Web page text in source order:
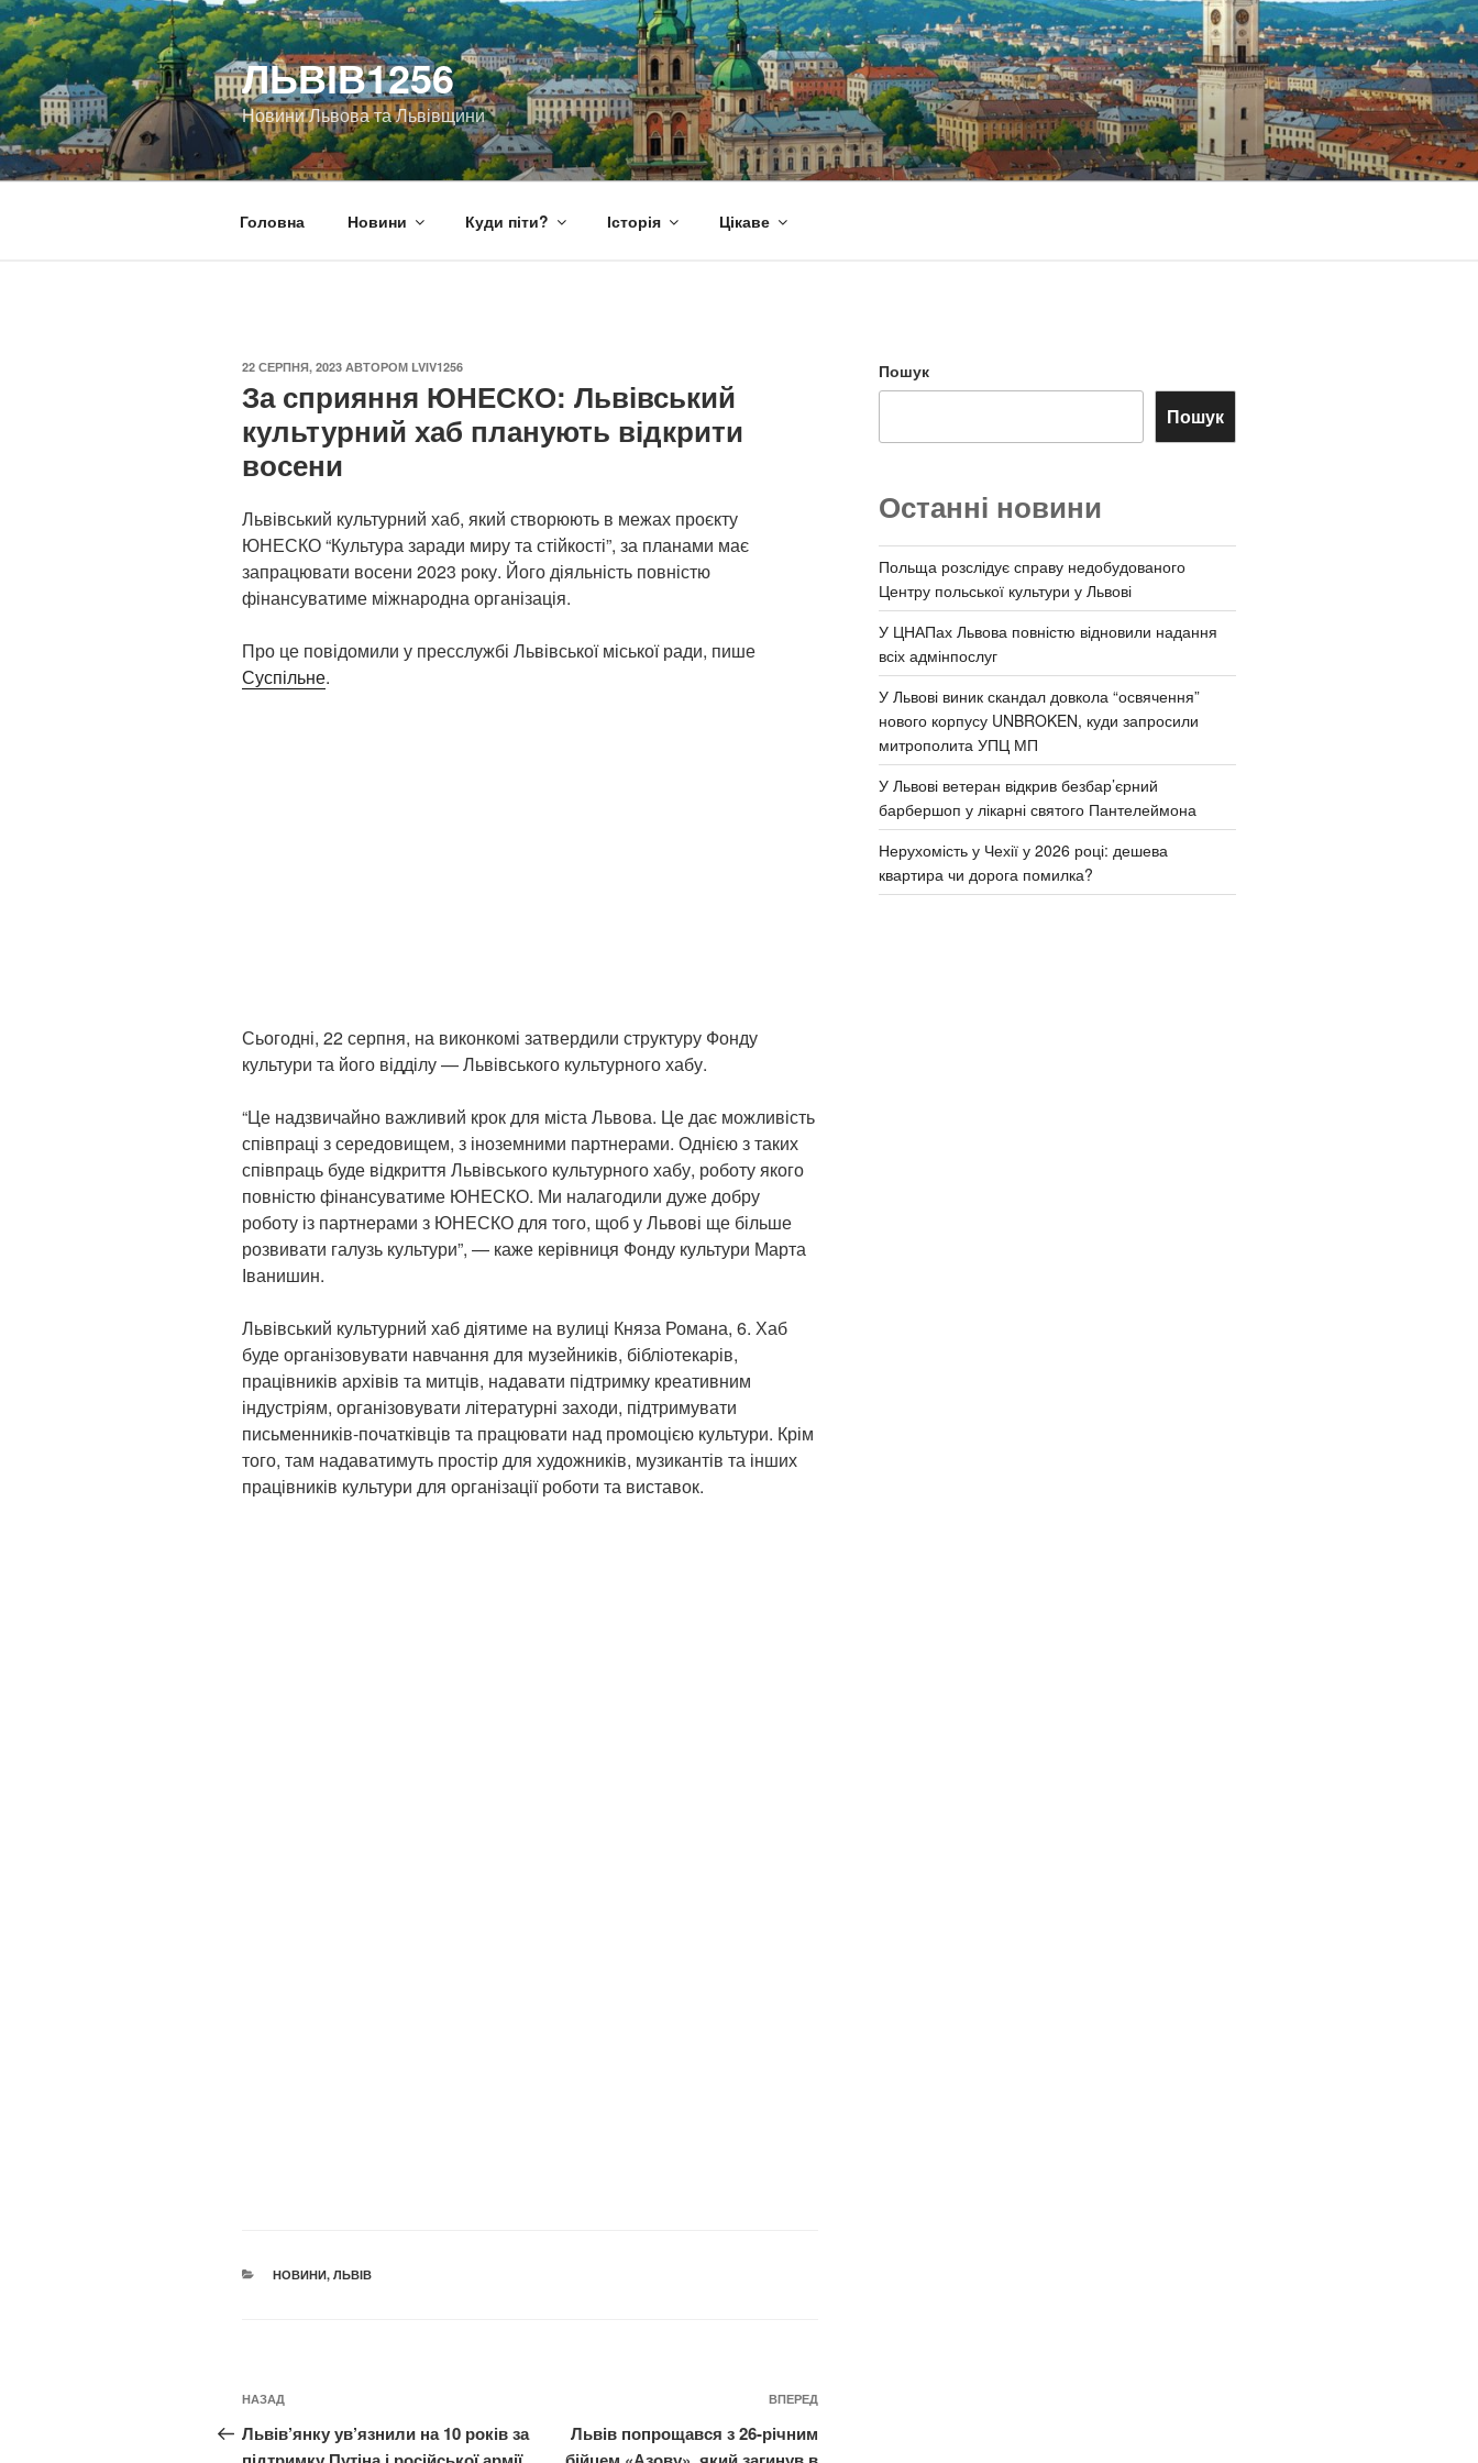
Перейти
до
вмісту
ЛЬВІВ1256
Новини Львова та Львівщини
Головна Новини Куди піти? Історія Цікаве
ОПУБЛІКОВАНО
22 СЕРПНЯ, 2023 АВТОРОМ LVIV1256
За сприяння ЮНЕСКО: Львівський
культурний хаб планують відкрити
восени
Львівський культурний хаб, який створюють в межах проєкту
ЮНЕСКО “Культура заради миру та стійкості”, за планами має
запрацювати восени 2023 року. Його діяльність повністю
фінансуватиме міжнародна організація.
Про це повідомили у пресслужбі Львівської міської ради, пише
Суспільне.
Сьогодні, 22 серпня, на виконкомі затвердили структуру Фонду
культури та його відділу — Львівського культурного хабу.
“Це надзвичайно важливий крок для міста Львова. Це дає можливість
співпраці з середовищем, з іноземними партнерами. Однією з таких
співпраць буде відкриття Львівського культурного хабу, роботу якого
повністю фінансуватиме ЮНЕСКО. Ми налагодили дуже добру
роботу із партнерами з ЮНЕСКО для того, щоб у Львові ще більше
розвивати галузь культури”, — каже керівниця Фонду культури Марта
Іванишин.
Львівський культурний хаб діятиме на вулиці Княза Романа, 6. Хаб
буде організовувати навчання для музейників, бібліотекарів,
працівників архівів та митців, надавати підтримку креативним
індустріям, організовувати літературні заходи, підтримувати
письменників-початківців та працювати над промоцією культури. Крім
того, там надаватимуть простір для художників, музикантів та інших
працівників культури для організації роботи та виставок.
КАТЕГОРІЇ
НОВИНИ, ЛЬВІВ
Навігація
записів
Попередній
запис:
НАЗАД
Львів’янку ув’язнили на 10 років за
Наступний
ВПЕРЕД
Львів попрощався з 26-річним
Пошук
Пошук
Останні новини
Польща розслідує справу недобудованого
Центру польської культури у Львові
У ЦНАПах Львова повністю відновили надання
всіх адмінпослуг
У Львові виник скандал довкола “освячення”
нового корпусу UNBROKEN, куди запросили
митрополита УПЦ МП
У Львові ветеран відкрив безбар’єрний
барбершоп у лікарні святого Пантелеймона
Нерухомість у Чехії у 2026 році: дешева
квартира чи дорога помилка?